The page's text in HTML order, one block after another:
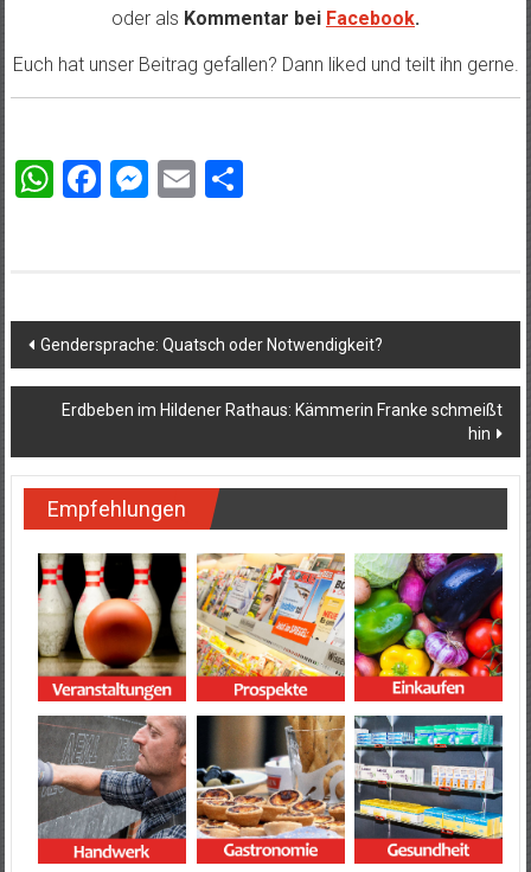
oder als Kommentar bei Facebook.
Euch hat unser Beitrag gefallen? Dann liked und teilt ihn gerne.
WhatsApp
Facebook
Messenger
EmailTeilen
Beitragsnavigation
Gendersprache: Quatsch oder Notwendigkeit?
Erdbeben im Hildener Rathaus: Kämmerin Franke schmeißt
hin
Empfehlungen